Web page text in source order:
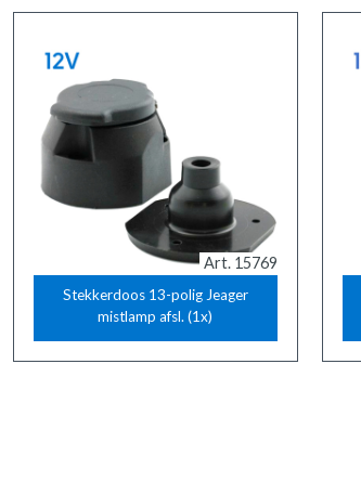
Art. 15769
Stekkerdoos 13-polig Jeager
mistlamp afsl. (1x)